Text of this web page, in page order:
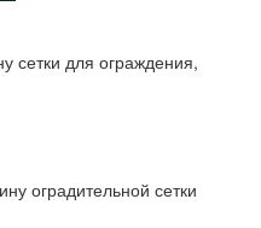
сетки для ограждения,
оградительной сетки